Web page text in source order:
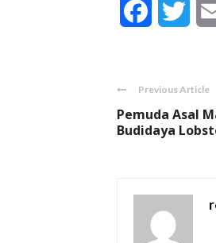
Facebook
Previous Article
Pemuda Asal
Budidaya